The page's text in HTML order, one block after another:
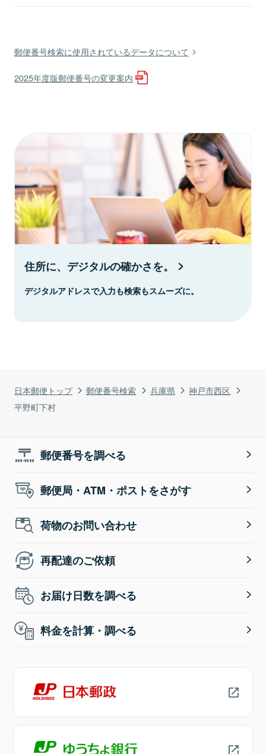
日本郵便トップ 郵便番号検索 兵庫県
神戸市西区
平野町下村
郵便番号検索に使用されているデータについて
2025年度版郵便番号の変更案内
住所に、デジタルの確かさを。
デジタルアドレスで入力も検索もスムーズに。
郵便番号を調べる
郵便局・ATM・ポストをさがす
荷物のお問い合わせ
再配達のご依頼
お届け日数を調べる
料金を計算・調べる